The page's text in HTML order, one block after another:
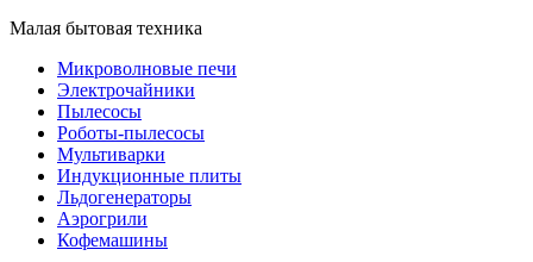
Малая бытовая техника
Микроволновые печи
Электрочайники
Пылесосы
Роботы-пылесосы
Мультиварки
Индукционные плиты
Льдогенераторы
Аэрогрили
Кофемашины